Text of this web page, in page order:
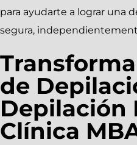
para ayudarte a lograr una
segura,
de
Depilación
Clínica